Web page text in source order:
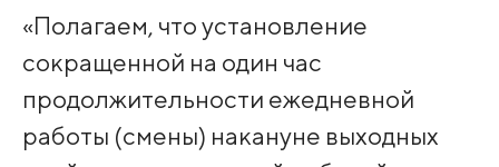
«Полагаем, что установление
сокращенной на один час
продолжительности ежедневной
работы (смены) накануне выходных